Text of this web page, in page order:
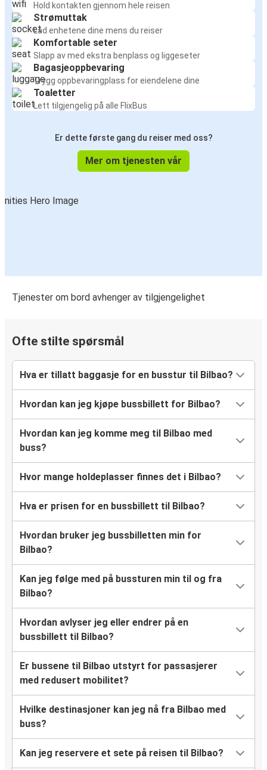
Hold kontakten gjennom hele reisen
Strømuttak
Lad enhetene dine mens du reiser
Komfortable seter
Slapp av med ekstra benplass og liggeseter
Bagasjeoppbevaring
Trygg oppbevaringplass for eiendelene dine
Toaletter
Lett tilgjengelig på alle FlixBus
Er dette første gang du reiser med oss?
Mer om tjenesten vår
Tjenester om bord avhenger av tilgjengelighet
Ofte stilte spørsmål
Hva er tillatt baggasje for en busstur til Bilbao?
Hvordan kan jeg kjøpe bussbillett for Bilbao?
Hvordan kan jeg komme meg til Bilbao med
buss?
Hvor mange holdeplasser finnes det i Bilbao?
Hva er prisen for en bussbillett til Bilbao?
Hvordan bruker jeg bussbilletten min for
Bilbao?
Kan jeg følge med på bussturen min til og fra
Bilbao?
Hvordan avlyser jeg eller endrer på en
bussbillett til Bilbao?
Er bussene til Bilbao utstyrt for passasjerer
med redusert mobilitet?
Hvilke destinasjoner kan jeg nå fra Bilbao med
buss?
Kan jeg reservere et sete på reisen til Bilbao?